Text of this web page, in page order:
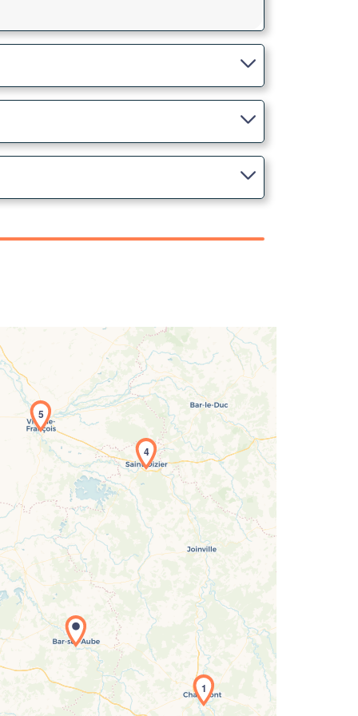
de la carte en cours...
1
4
5